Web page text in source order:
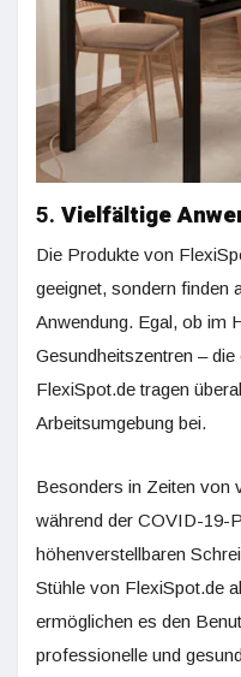
5. Vielfältige
Die Produkte von
geeignet, sondern finden
Anwendung. Egal, ob im
Gesundheitszentren –
FlexiSpot.de tragen
Arbeitsumgebung bei.
Besonders in Zeiten von
während der COVID-19-
höhenverstellbaren
Stühle von FlexiSpot.de
ermöglichen es den
professionelle und